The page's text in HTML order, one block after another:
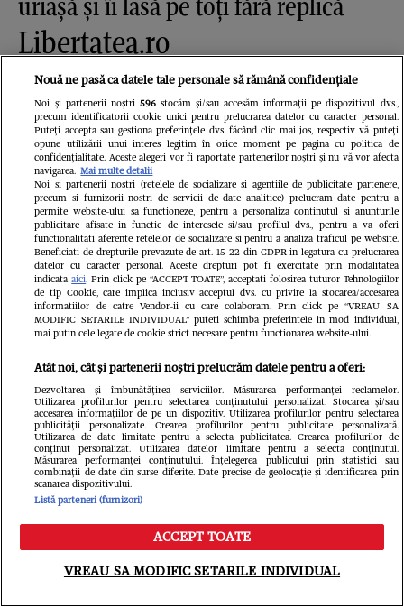
Libertatea.ro
Judecătoarea Ionela Tudor, care a
spus „M-a sunat Lia”, se întoarce în
magistratură la 5 luni după
pensionare. Ce va face
Meniu Caută
Nouă ne pasă ca datele tale personale să rămână confidențiale
Noi și partenerii noștri 596stocăm și/sau accesăm informații pe dispozitivul dvs.,
precum identificatorii cookie unici pentru prelucrarea datelor cu caracter personal.
Puteți accepta sau gestiona preferințele dvs. făcând clic mai jos, respectiv vă puteți
opune utilizării unui interes legitim în orice moment pe pagina cu politica de
confidențialitate. Aceste alegeri vor fi raportate partenerilor noștri și nu vă vor afecta
navigarea. Mai multe detalii
Noi si partenerii nostri (retelele de socializare si agentiile de publicitate partenere,
precum si furnizorii nostri de servicii de date analitice) prelucram date pentru a
permite website-ului sa functioneze, pentru a personaliza continutul si anunturile
publicitare afisate in functie de interesele si/sau profilul dvs., pentru a va oferi
functionalitati aferente retelelor de socializare si pentru a analiza traficul pe website.
Beneficiati de drepturile prevazute de art. 15-22 din GDPR in legatura cu prelucrarea
datelor cu caracter personal. Aceste drepturi pot fi exercitate prin modalitatea
indicataaici. Prin click pe “ACCEPT TOATE”, acceptati folosirea tuturor Tehnologiilor
de tip Cookie, care implica inclusiv acceptul dvs. cu privire la stocarea/accesarea
informatiilor de catre Vendor-ii cu care colaboram. Prin click pe “VREAU SA
MODIFIC SETARILE INDIVIDUAL” puteti schimba preferintele in mod individual,
mai putin cele legate de cookie strict necesare pentru functionarea website-ului.
Atât noi, cât și partenerii noștri prelucrăm datele pentru a oferi:
Dezvoltarea și îmbunătățirea serviciilor. Măsurarea performanței reclamelor.
Utilizarea profilurilor pentru selectarea conținutului personalizat. Stocarea și/sau
accesarea informațiilor de pe un dispozitiv. Utilizarea profilurilor pentru selectarea
publicității personalizate. Crearea profilurilor pentru publicitate personalizată.
Utilizarea de date limitate pentru a selecta publicitatea. Crearea profilurilor de
conținut personalizat. Utilizarea datelor limitate pentru a selecta conținutul.
Măsurarea performanței conținutului. Înțelegerea publicului prin statistici sau
combinații de date din surse diferite. Date precise de geolocație și identificarea prin
scanarea dispozitivului.
Listă parteneri (furnizori)
ACCEPT TOATE
VREAU SA MODIFIC SETARILE INDIVIDUAL